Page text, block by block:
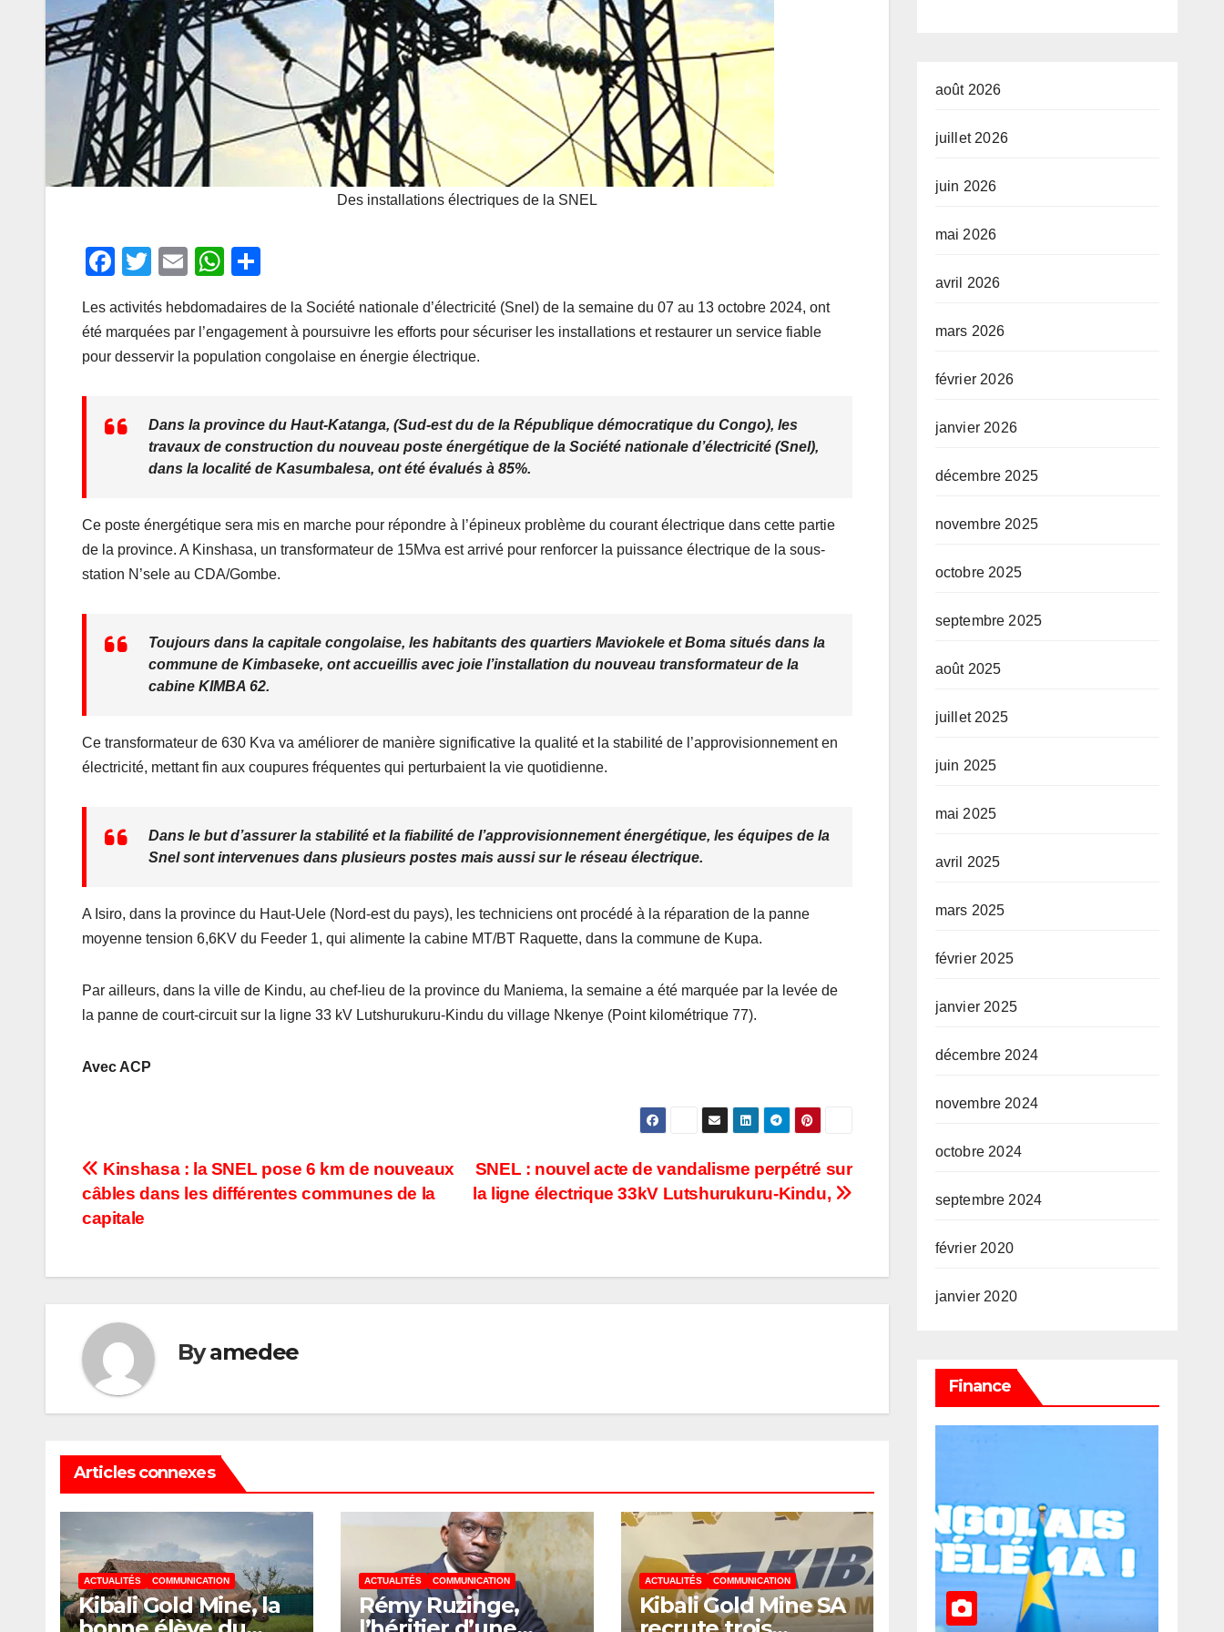
Des installations électriques de la SNEL
F
c
e
o
T
tt
er
E
ail
W
at
s
p
ta
g
Les activités hebdomadaires de la Société nationale d’électricité (Snel) de la semaine du 07 au 13 octobre 2024, ont
été marquées par l’engagement à poursuivre les efforts pour sécuriser les installations et restaurer un service fiable
pour desservir la population congolaise en énergie électrique.
Dans la province du Haut-Katanga, (Sud-est du de la République démocratique du Congo), les
travaux de construction du nouveau poste énergétique de la Société nationale d’électricité (Snel),
dans la localité de Kasumbalesa, ont été évalués à 85%.
Ce poste énergétique sera mis en marche pour répondre à l’épineux problème du courant électrique dans cette partie
de la province. A Kinshasa, un transformateur de 15Mva est arrivé pour renforcer la puissance électrique de la sous-
station N’sele au CDA/Gombe.
Toujours dans la capitale congolaise, les habitants des quartiers Maviokele et Boma situés dans la
commune de Kimbaseke, ont accueillis avec joie l’installation du nouveau transformateur de la
cabine KIMBA 62.
Ce transformateur de 630 Kva va améliorer de manière significative la qualité et la stabilité de l’approvisionnement en
électricité, mettant fin aux coupures fréquentes qui perturbaient la vie quotidienne.
Dans le but d’assurer la stabilité et la fiabilité de l’approvisionnement énergétique, les équipes de la
Snel sont intervenues dans plusieurs postes mais aussi sur le réseau électrique.
A Isiro, dans la province du Haut-Uele (Nord-est du pays), les techniciens ont procédé à la réparation de la panne
moyenne tension 6,6KV du Feeder 1, qui alimente la cabine MT/BT Raquette, dans la commune de Kupa.
Par ailleurs, dans la ville de Kindu, au chef-lieu de la province du Maniema, la semaine a été marquée par la levée de
la panne de court-circuit sur la ligne 33 kV Lutshurukuru-Kindu du village Nkenye (Point kilométrique 77).
Avec ACP
Navigation
de
SNEL : nouvel acte de vandalisme perpétré sur
la ligne électrique 33kV Lutshurukuru-Kindu,
Kinshasa : la SNEL pose 6 km de nouveaux
câbles dans les différentes communes de la
capitale
Byamedee
Articles connexes
ACTUALITÉS COMMUNICATION
Kibali Gold Mine, la
ACTUALITÉS COMMUNICATION
Rémy Ruzinge,
ACTUALITÉS COMMUNICATION
Kibali Gold Mine SA
détournemen
t, à la
corruption »
l’accessibilité
des ménages
services
sociaux de
base dans la
de Kinshasa »,
devant le jury
Prof. Mabi
Mulumba
août 2026
juillet 2026
juin 2026
mai 2026
avril 2026
mars 2026
février 2026
janvier 2026
décembre 2025
novembre 2025
octobre 2025
septembre 2025
août 2025
juillet 2025
juin 2025
mai 2025
avril 2025
mars 2025
février 2025
janvier 2025
décembre 2024
novembre 2024
octobre 2024
septembre 2024
février 2020
janvier 2020
Finance